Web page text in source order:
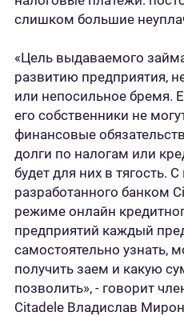
слишком большие
«Цель выдаваемого
развитию предприятия,
или непосильное бремя.
его собственники не
финансовые
долги по налогам или
будет для них в тягость.
разработанного банком
режиме онлайн
предприятий каждый
самостоятельно узнать,
получить заем и какую
позволить», - говорит
Citadele Владислав